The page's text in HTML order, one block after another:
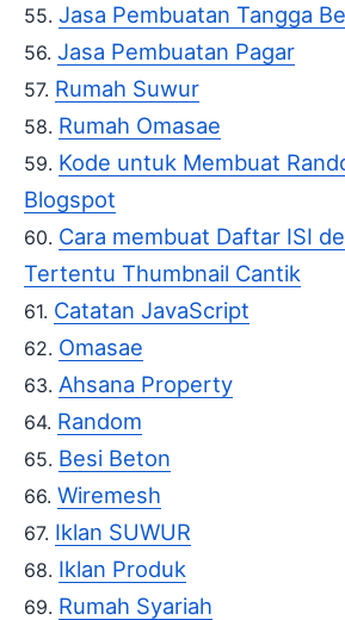
Jasa Pembuatan Tangga
Jasa Pembuatan Pagar
Rumah Suwur
Rumah Omasae
Kode untuk Membuat
Blogspot
Cara membuat Daftar ISI
Tertentu Thumbnail Cantik
Catatan JavaScript
Omasae
Ahsana Property
Random
Besi Beton
Wiremesh
Iklan SUWUR
Iklan Produk
Rumah Syariah